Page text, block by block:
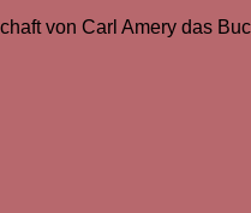
von Carl Amery das